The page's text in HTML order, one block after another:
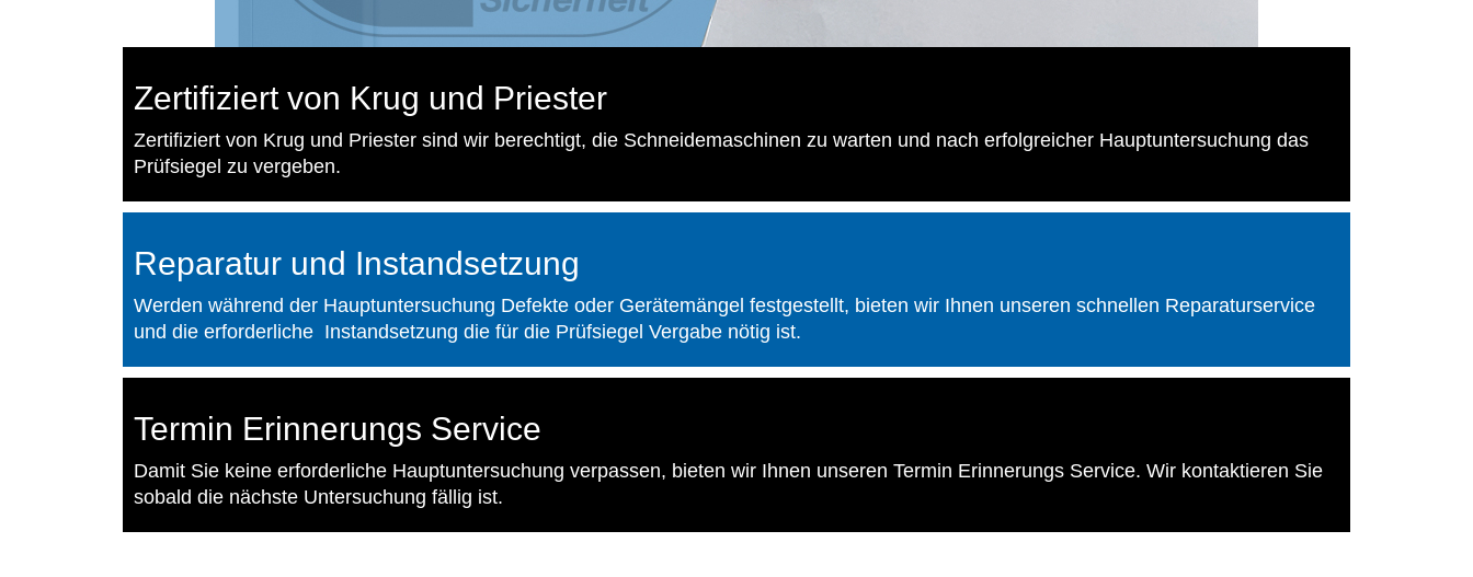
Zertifiziert von Krug und Priester
Zertifiziert von Krug und Priester sind wir berechtigt, die Schneidemaschinen zu warten und nach erfolgreicher Hauptuntersuchung das
Prüfsiegel zu vergeben.
Reparatur und Instandsetzung
Werden während der Hauptuntersuchung Defekte oder Gerätemängel festgestellt, bieten wir Ihnen unseren schnellen Reparaturservice
und die erforderliche Instandsetzung die für die Prüfsiegel Vergabe nötig ist.
Termin Erinnerungs Service
Damit Sie keine erforderliche Hauptuntersuchung verpassen, bieten wir Ihnen unseren Termin Erinnerungs Service. Wir kontaktieren Sie
sobald die nächste Untersuchung fällig ist.